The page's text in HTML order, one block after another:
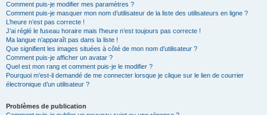
Comment puis-je modifier mes paramètres ?
Comment puis-je masquer mon nom d’utilisateur de la liste des utilisateurs en ligne ?
L’heure n’est pas correcte !
J’ai réglé le fuseau horaire mais l’heure n’est toujours pas correcte !
Ma langue n’apparaît pas dans la liste !
Que signifient les images situées à côté de mon nom d’utilisateur ?
Comment puis-je afficher un avatar ?
Quel est mon rang et comment puis-je le modifier ?
Pourquoi m’est-il demandé de me connecter lorsque je clique sur le lien de courrier
électronique d’un utilisateur ?
Problèmes de publication